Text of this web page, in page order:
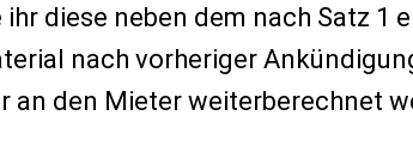
diese neben dem nach Satz 1
nach vorheriger
an den Mieter weiterberechnet